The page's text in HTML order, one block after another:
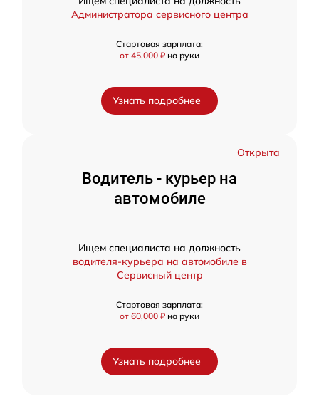
Администратора сервисного центра
Стартовая зарплата:
от 45,000 ₽ на руки
Узнать подробнее
Открыта
Водитель - курьер на
автомобиле
Ищем специалиста на должность
водителя-курьера на автомобиле в
Сервисный центр
Стартовая зарплата:
от 60,000 ₽ на руки
Узнать подробнее